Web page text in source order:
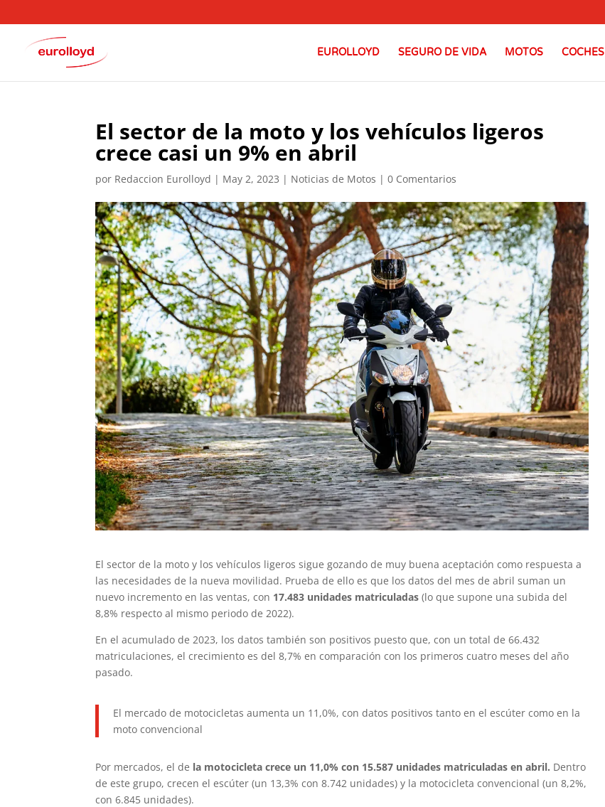
EUROLLOYD SEGURO DE VIDA MOTOS COCHES
El sector de la moto y los vehículos ligeros
crece casi un 9% en abril
por Redaccion Eurolloyd | May 2, 2023 | Noticias de Motos |0 Comentarios
El sector de la moto y los vehículos ligeros sigue gozando de muy buena aceptación como respuesta a
las necesidades de la nueva movilidad. Prueba de ello es que los datos del mes de abril suman un
nuevo incremento en las ventas, con 17.483 unidades matriculadas (lo que supone una subida del
8,8% respecto al mismo periodo de 2022).
En el acumulado de 2023, los datos también son positivos puesto que, con un total de 66.432
matriculaciones, el crecimiento es del 8,7% en comparación con los primeros cuatro meses del año
pasado.
El mercado de motocicletas aumenta un 11,0%, con datos positivos tanto en el escúter como en la
moto convencional
Por mercados, el de la motocicleta crece un 11,0% con 15.587 unidades matriculadas en abril. Dentro
de este grupo, crecen el escúter (un 13,3% con 8.742 unidades) y la motocicleta convencional (un 8,2%,
con 6.845 unidades).